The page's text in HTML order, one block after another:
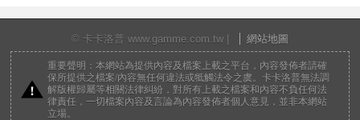
© 卡卡洛普 www.gamme.com.tw | 網站地圖
重要聲明：本網站為提供內容及檔案上載之平台，內容發佈者請確
保所提供之檔案/內容無任何違法或牴觸法令之虞。卡卡洛普無法調
解版權歸屬等相關法律糾紛，對所有上載之檔案和內容不負任何法
律責任，一切檔案內容及言論為內容發佈者個人意見，並非本網站
立場。